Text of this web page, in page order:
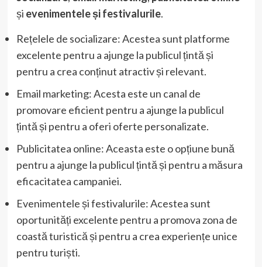
și evenimentele și festivalurile.
Rețelele de socializare: Acestea sunt platforme
excelente pentru a ajunge la publicul țintă și
pentru a crea conținut atractiv și relevant.
Email marketing: Acesta este un canal de
promovare eficient pentru a ajunge la publicul
țintă și pentru a oferi oferte personalizate.
Publicitatea online: Aceasta este o opțiune bună
pentru a ajunge la publicul țintă și pentru a măsura
eficacitatea campaniei.
Evenimentele și festivalurile: Acestea sunt
oportunități excelente pentru a promova zona de
coastă turistică și pentru a crea experiențe unice
pentru turiști.